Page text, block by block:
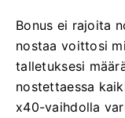
Bonus ei rajoita
nostaa voittosi
talletuksesi
nostettaessa
x40-vaihdolla